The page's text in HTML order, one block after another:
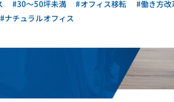
#30〜50坪未満 #オフィス移転 #働き方改
#ナチュラルオフィス